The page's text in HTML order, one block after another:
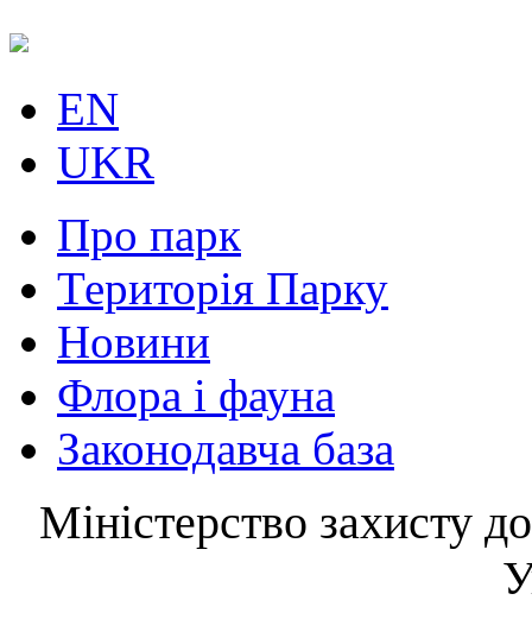
EN
UKR
Про парк
Територія Парку
Новини
Флора і фауна
Законодавча база
Міністерство захисту